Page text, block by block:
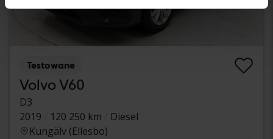
Testowane
Volvo V60
D3
2019
120 250 km
Diesel
Kungälv (Ellesbo)